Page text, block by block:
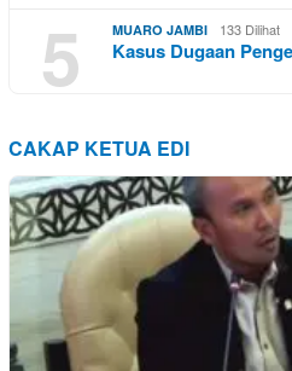
5
MUARO JAMBI 133 Dilihat
Kasus Dugaan
CAKAP KETUA EDI